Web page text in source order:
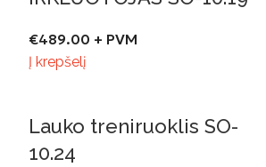
€489.00 + PVM
Į krepšelį
Lauko treniruoklis SO-
10.24